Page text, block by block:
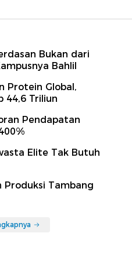
Bukan dari
Bahlil
Protein Global,
44,6 Triliun
Pendapatan
Elite Tak Butuh
Produksi Tambang